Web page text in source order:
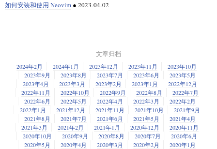
如何安装和使用 Neovim ● 2023-04-02
文章归档
2024年2月 2024年1月 2023年12月 2023年11月
2023年10月
2023年9月
2023年8月 2023年7月 2023年6月
2023年5月
2023年4月
2023年3月 2023年2月 2023年1月
2022年12月
2022年11月
2022年10月 2022年9月 2022年8月
2022年7月
2022年6月
2022年5月 2022年4月 2022年3月
2022年2月
2022年1月
2021年12月 2021年11月 2021年10月
2021年9月
2021年8月
2021年7月 2021年6月 2021年5月
2021年4月
2021年3月
2021年2月 2021年1月 2020年12月
2020年11月
2020年10月
2020年9月 2020年8月 2020年7月
2020年6月
2020年5月
2020年4月 2020年3月 2020年2月
2020年1月